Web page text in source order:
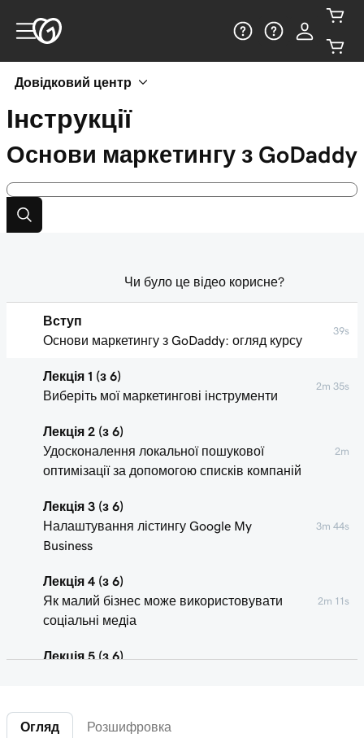
Довідковий центр
Інструкції
Основи маркетингу з GoDaddy
Вступ
Основи маркетингу з GoDaddy: огляд курсу
39s
Лекція 1 (з 6)
Виберіть мої маркетингові інструменти
2m 35s
Лекція 2 (з 6)
Удосконалення локальної пошукової
оптимізації за допомогою списків компаній
2m
Лекція 3 (з 6)
Налаштування лістингу Google My
Business
3m 44s
Лекція 4 (з 6)
Як малий бізнес може використовувати
соціальні медіа
2m 11s
Лекція 5 (з 6)
Лекція 6 (з 6)
Чи було це відео корисне?
Огляд Розшифровка